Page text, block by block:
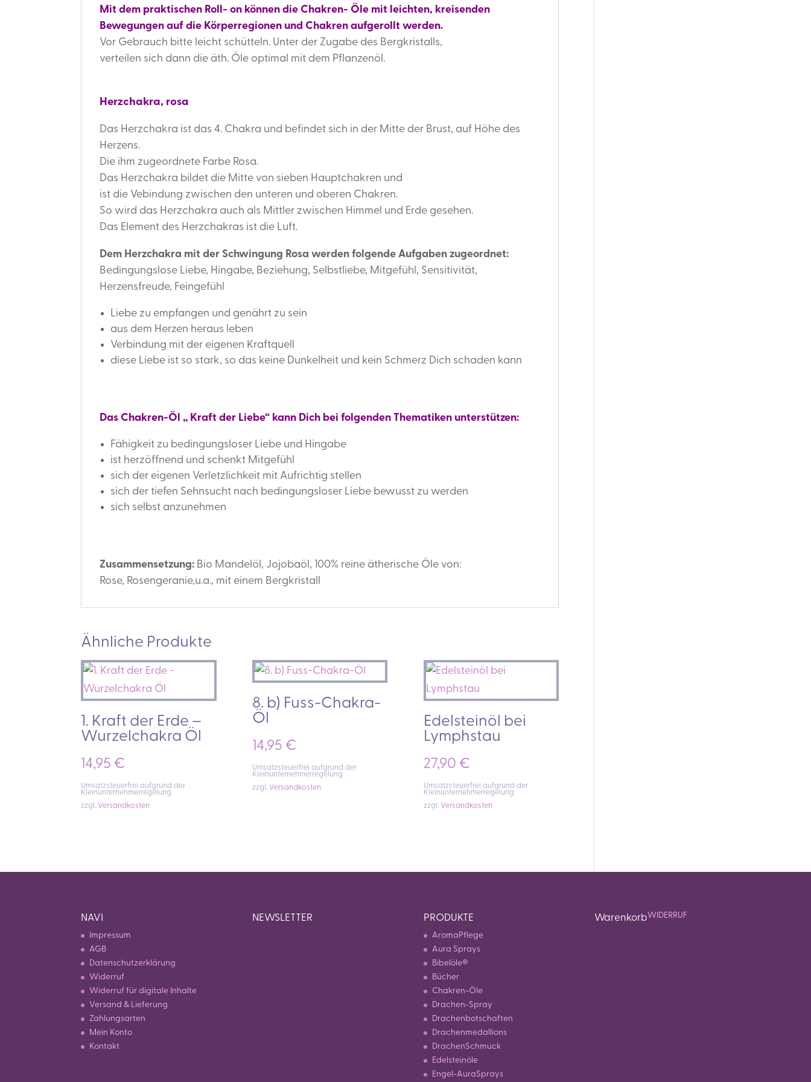
Mit dem praktischen Roll- on können die Chakren- Öle mit leichten, kreisenden
Bewegungen auf die Körperregionen und Chakren aufgerollt werden.
Vor Gebrauch bitte leicht schütteln. Unter der Zugabe des Bergkristalls,
verteilen sich dann die äth. Öle optimal mit dem Pflanzenöl.
Herzchakra, rosa
Das Herzchakra ist das 4. Chakra und befindet sich in der Mitte der Brust, auf Höhe des
Herzens.
Die ihm zugeordnete Farbe Rosa.
Das Herzchakra bildet die Mitte von sieben Hauptchakren und
ist die Vebindung zwischen den unteren und oberen Chakren.
So wird das Herzchakra auch als Mittler zwischen Himmel und Erde gesehen.
Das Element des Herzchakras ist die Luft.
Dem Herzchakra mit der Schwingung Rosa werden folgende Aufgaben zugeordnet:
Bedingungslose Liebe, Hingabe, Beziehung, Selbstliebe, Mitgefühl, Sensitivität,
Herzensfreude, Feingefühl
Liebe zu empfangen und genährt zu sein
aus dem Herzen heraus leben
Verbindung mit der eigenen Kraftquell
diese Liebe ist so stark, so das keine Dunkelheit und kein Schmerz Dich schaden kann
Das Chakren-Öl „ Kraft der Liebe“ kann Dich bei folgenden Thematiken unterstützen:
Fähigkeit zu bedingungsloser Liebe und Hingabe
ist herzöffnend und schenkt Mitgefühl
sich der eigenen Verletzlichkeit mit Aufrichtig stellen
sich der tiefen Sehnsucht nach bedingungsloser Liebe bewusst zu werden
sich selbst anzunehmen
Zusammensetzung: Bio Mandelöl, Jojobaöl, 100% reine ätherische Öle von:
Rose, Rosengeranie,u.a., mit einem Bergkristall
Ähnliche Produkte
1. Kraft der Erde –
Wurzelchakra Öl
14,95 €
Umsatzsteuerfrei aufgrund der
Kleinunternehmerregelung
zzgl. Versandkosten
8. b) Fuss-Chakra-
Öl
14,95 €
Umsatzsteuerfrei aufgrund der
Kleinunternehmerregelung
zzgl. Versandkosten
Edelsteinöl bei
Lymphstau
27,90 €
Umsatzsteuerfrei aufgrund der
Kleinunternehmerregelung
zzgl. Versandkosten
NAVI
Impressum
AGB
Datenschutzerklärung
Widerruf
Widerruf für digitale Inhalte
Versand & Lieferung
Zahlungsarten
Mein Konto
Kontakt
NEWSLETTER PRODUKTE
AromaPflege
Aura Sprays
Bibelöle®
Bücher
Chakren-Öle
Drachen-Spray
Drachenbotschaften
Drachenmedallions
DrachenSchmuck
Edelsteinöle
Engel-AuraSprays
WarenkorbWIDERRUF